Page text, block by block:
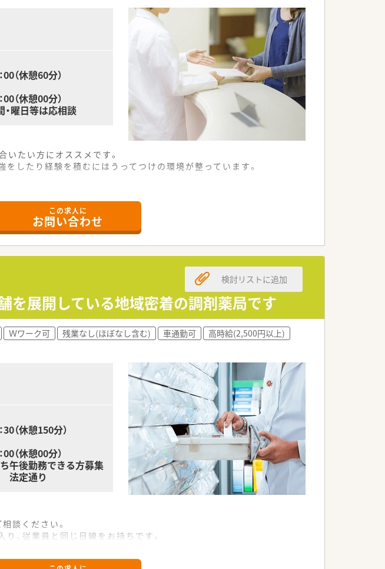
（休憩60分）
（休憩00分）
・曜日等は応相談
たい方にオススメです。
したり経験を積むにはうってつけの環境が整っています。
この求人に
お問い合わせ
を展開している地域密着の調剤薬局です
検討リストに追加
Ｗワーク可 残業なし(ほぼなし含む) 車通勤可
高時給(2,500円以上)
30（休憩150分）
（休憩00分）
午後勤務できる方募集
法定通り
談ください。
、従業員と同じ目線をお持ちです。